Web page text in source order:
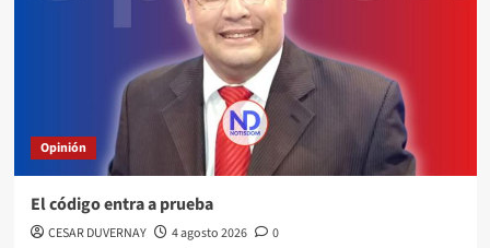
Opinión
El código entra a prueba
CESAR DUVERNAY 4 agosto 2026 0